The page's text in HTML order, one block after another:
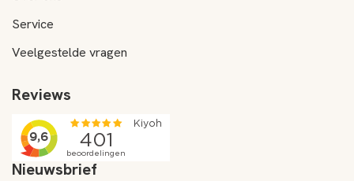
Service
Veelgestelde vragen
Reviews
Nieuwsbrief